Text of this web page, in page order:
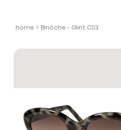
home > Binôche - Glint C03